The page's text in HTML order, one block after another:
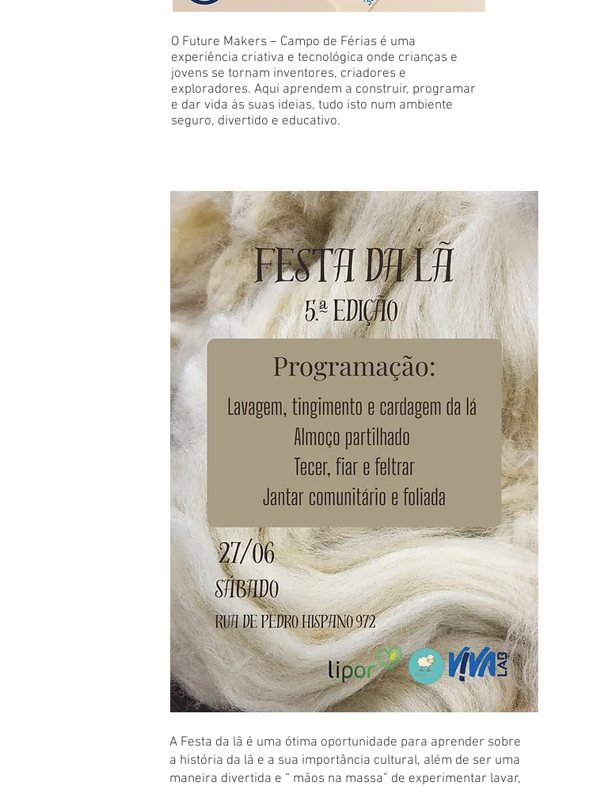
O Future Makers – Campo de Férias é uma
experiência criativa e tecnológica onde crianças e
jovens se tornam inventores, criadores e
exploradores. Aqui aprendem a construir, programar
e dar vida às suas ideias, tudo isto num ambiente
seguro, divertido e educativo.
A Festa da lã é uma ótima oportunidade para aprender sobre
a história da lã e a sua importância cultural, além de ser uma
maneira divertida e “ mãos na massa” de experimentar lavar,